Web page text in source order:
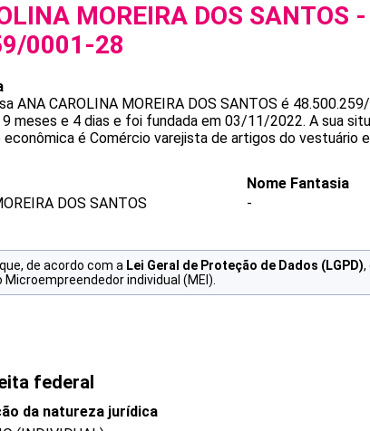
MOREIRA DOS SANTOS
0001-28
ANA CAROLINA MOREIRA DOS SANTOS é
9 meses e 4 dias e foi fundada em 03/11/2022. A sua
é Comércio varejista de artigos do vestuário
DOS SANTOS
Nome Fantasia
-
de acordo com a Lei Geral de Proteção de Dados (LGPD),
individual (MEI).
federal
da natureza jurídica